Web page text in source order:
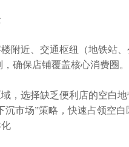
附近、交通枢纽（地铁站
确保店铺覆盖核心消费圈。
，选择缺乏便利店的空白地
市场”策略，快速占领空白